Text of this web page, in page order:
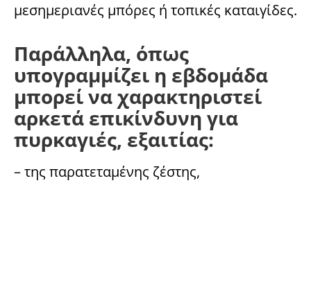
μεσημεριανές μπόρες ή τοπικές καταιγίδες.
Παράλληλα, όπως
υπογραμμίζει η εβδομάδα
μπορεί να χαρακτηριστεί
αρκετά επικίνδυνη για
πυρκαγιές, εξαιτίας:
– της παρατεταμένης ζέστης,